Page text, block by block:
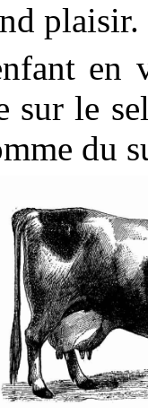
plaisir.
en
sur le
du